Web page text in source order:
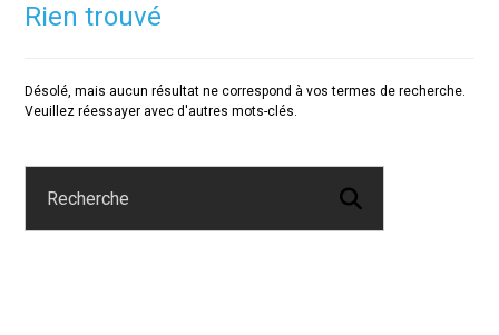
Rien trouvé
Désolé, mais aucun résultat ne correspond à vos termes de recherche.
Veuillez réessayer avec d'autres mots-clés.